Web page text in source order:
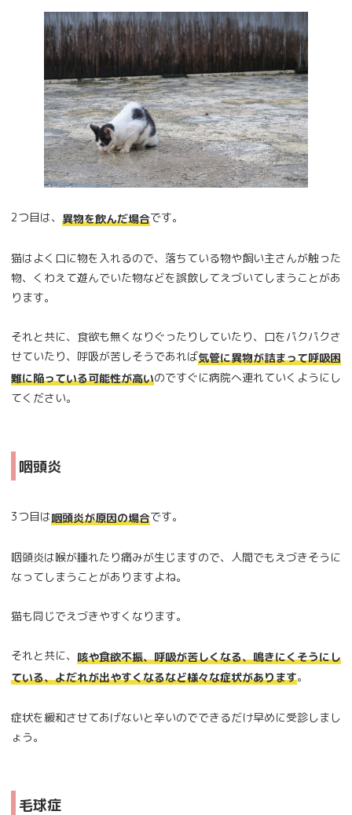
2つ目は、 異物を飲んだ場合です。
猫はよく口に物を入れるので、落ちている物や飼い主さんが触った
物、くわえて遊んでいた物などを誤飲してえづいてしまうことがあ
ります。
それと共に、食欲も無くなりぐったりしていたり、口をパクパクさ
せていたり、呼吸が苦しそうであれば気管に異物が詰まって呼吸困
難に陥っている可能性が高いのですぐに病院へ連れていくようにし
てください。
咽頭炎
3つ目は咽頭炎が原因の場合です。
咽頭炎は喉が腫れたり痛みが生じますので、人間でもえづきそうに
なってしまうことがありますよね。
猫も同じでえづきやすくなります。
それと共に、 咳や食欲不振、呼吸が苦しくなる、鳴きにくそうにし
ている、よだれが出やすくなるなど様々な症状があります。
症状を緩和させてあげないと辛いのでできるだけ早めに受診しまし
ょう。
毛球症